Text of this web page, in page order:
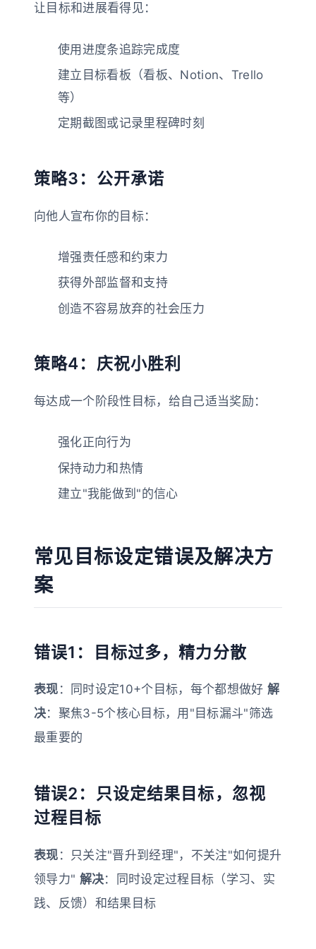
让目标和进展看得见：
使用进度条追踪完成度
建立目标看板（看板、Notion、Trello
等）
定期截图或记录里程碑时刻
策略3：公开承诺
向他人宣布你的目标：
增强责任感和约束力
获得外部监督和支持
创造不容易放弃的社会压力
策略4：庆祝小胜利
每达成一个阶段性目标，给自己适当奖励：
强化正向行为
保持动力和热情
建立"我能做到"的信心
常见目标设定错误及解决方
案
错误1：目标过多，精力分散
表现 ：同时设定10+个目标，每个都想做好解
决：聚焦3-5个核心目标，用"目标漏斗"筛选
最重要的
错误2：只设定结果目标，忽视
过程目标
表现 ：只关注"晋升到经理"，不关注"如何提升
领导力" 解决：同时设定过程目标（学习、实
践、反馈）和结果目标